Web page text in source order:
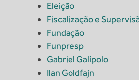
Eleição
Fiscalização e
Fundação
Funpresp
Gabriel Galípolo
Ilan Goldfajn